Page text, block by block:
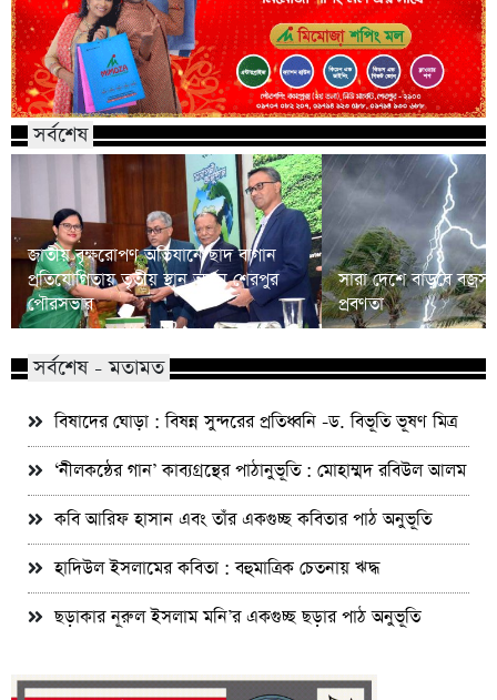
সর্বশেষ
জাতীয় বৃক্ষরোপণ অভিযানে ছাদ বাগান
প্রতিযোগিতায় তৃতীয় স্থান অর্জন শেরপুর
পৌরসভার
সারা দেশে বাড়বে
প্রবণতা
সর্বশেষ - মতামত
বিষাদের ঘোড়া : বিষন্ন সুন্দরের প্রতিধ্বনি -ড. বিভূতি ভূষণ মিত্র
‘নীলকন্ঠের গান’ কাব্যগ্রন্থের পাঠানুভূতি : মোহাম্মদ রবিউল আলম
কবি আরিফ হাসান এবং তাঁর একগুচ্ছ কবিতার পাঠ অনুভূতি
হাদিউল ইসলামের কবিতা : বহুমাত্রিক চেতনায় ঋদ্ধ
ছড়াকার নূরুল ইসলাম মনি’র একগুচ্ছ ছড়ার পাঠ অনুভূতি